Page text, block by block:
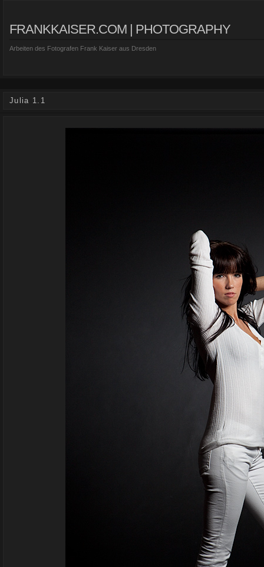
FRANKKAISER.COM | PHOTOGRAPHY
Arbeiten des Fotografen Frank Kaiser aus Dresden
Julia 1.1